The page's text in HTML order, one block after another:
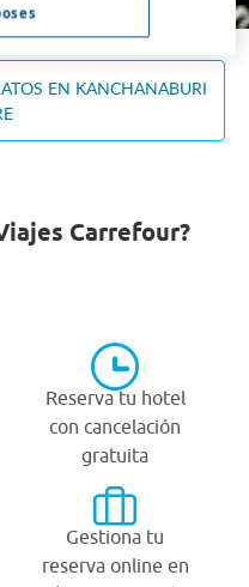
EN KANCHANABURI
Carrefour?
Reserva tu hotel
con cancelación
gratuita
Gestiona tu
reserva online en